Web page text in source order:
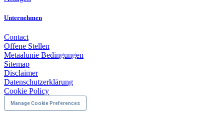
Unternehmen
Contact
Offene Stellen
Metaalunie Bedingungen
Sitemap
Disclaimer
Datenschutzerklärung
Cookie Policy
Manage Cookie Preferences